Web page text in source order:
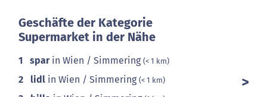
Geschäfte der Kategorie
Supermarket in der Nähe
1 sparin Wien / Simmering (< 1 km)
2 lidl in Wien / Simmering (< 1 km)